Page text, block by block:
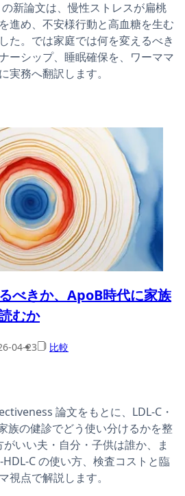
新論文は、慢性ストレスが扁桃
進め、不安様行動と高血糖を生む
た。では家庭では何を変えるべき
ーシップ、睡眠確保を、ワーママ
務へ翻訳します。
べきか、ApoB時代に家族
むか
04-23 比較
論文をもとに、LDL-C・
族の健診でどう使い分けるかを整
いい夫・自分・子供は誰か、ま
C の使い方、検査コストと臨
視点で解説します。